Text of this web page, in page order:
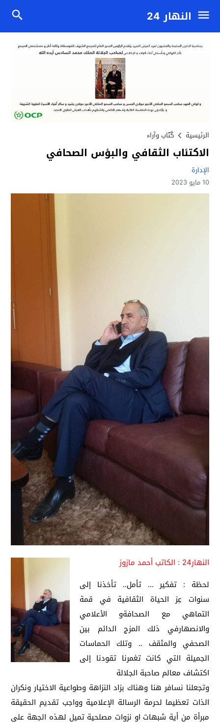
النهار 24
الرئيسية كُتّاب وآراء
الاكتئاب الثقافي والبؤس الصحافي
الإدارة
10 مايو 2023
النهار24 : الكاتب أحمد مازوز
لحظة : تفكير … تأمل.. تأخذنا إلى
سنوات عِز الحياة الثقافية في قمة
التماهي مع الصحافةو الأعلامي
والانصهارفي ذلك المزج الدائم بين
الصحفي والمثقف .. وتلك الحماسات
الجميلة التي كانت تغمرنا تقودنا إلى
اكتشاف معالم صاحبة الجلالة
وتجعلنا نسافر هنا وهناك بزاد النزاهة وطواعية الاختيار ونكران
الذات تعظيما لحرمة الرسالة الإعلامية وواجب تقديم الحقيقة
مبرأة من أية شبهات او نزوات مصلحية تميل لهذه الجهة على